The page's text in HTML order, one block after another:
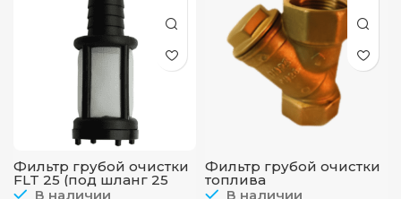
СТЕПЕНЬ
ПРОПУСКНАЯ
Фильтр грубой очистки
FLT 25 (под шланг 25
мм) Adam Pumps
В наличии
Фильтр грубой очистки
топлива
В наличии